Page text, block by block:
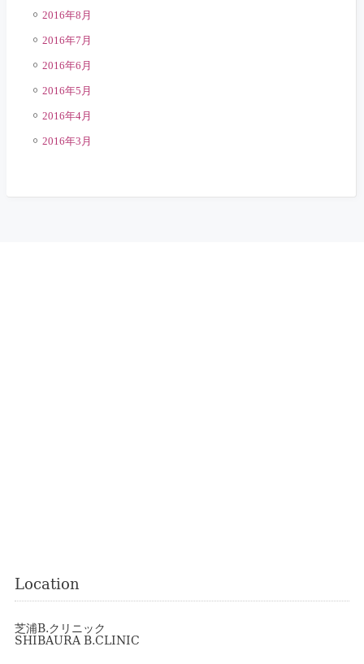
2016年8月
2016年7月
2016年6月
2016年5月
2016年4月
2016年3月
Location
芝浦B.クリニック
SHIBAURA B.CLINIC